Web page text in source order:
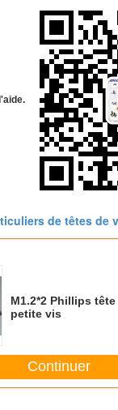
de têtes de
M1.2*2 Phillips
petite vis
Continuer